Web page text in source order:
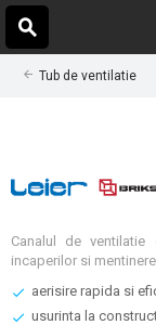
Tub de ventilatie
Canalul de
incaperilor si
aerisire rapida si
usurinta la